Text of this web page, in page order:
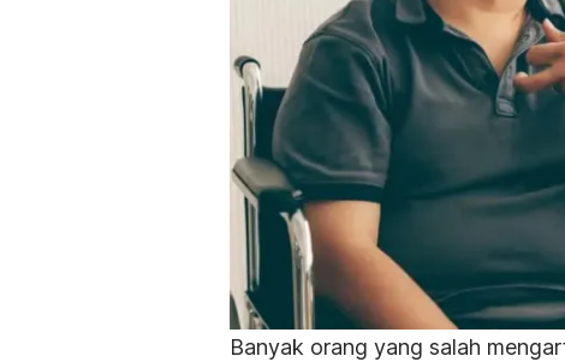
Banyak orang yang salah